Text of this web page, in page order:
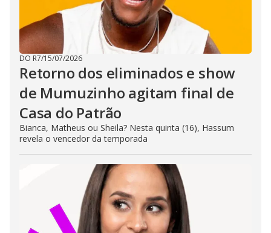
DO R7/15/07/2026
Retorno dos eliminados e show
de Mumuzinho agitam final de
Casa do Patrão
Bianca, Matheus ou Sheila? Nesta quinta (16), Hassum
revela o vencedor da temporada